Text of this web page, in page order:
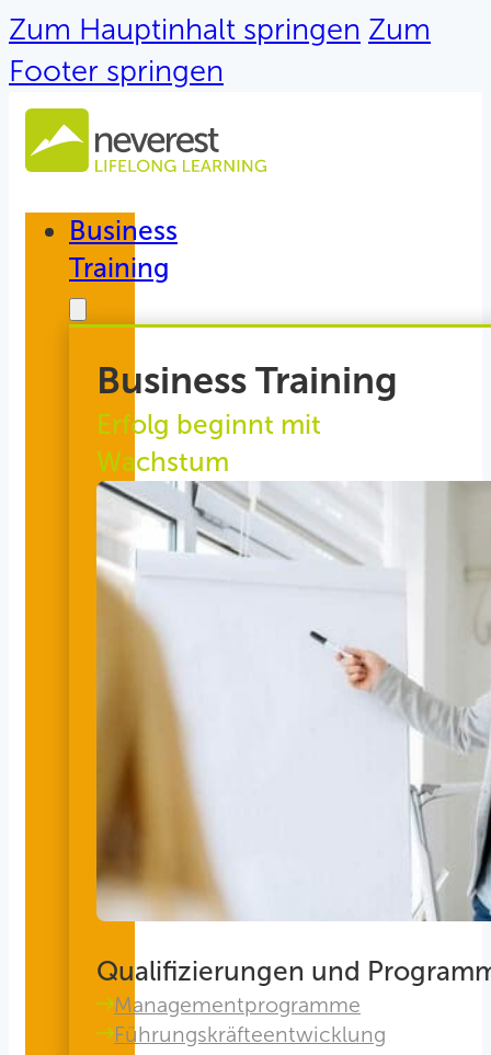
Zum Hauptinhalt springen Zum
Footer springen
Business
Training
Business Training
Erfolg beginnt mit
Wachstum
Qualifizierungen und
Managementprogramme
Führungskräfteentwicklung